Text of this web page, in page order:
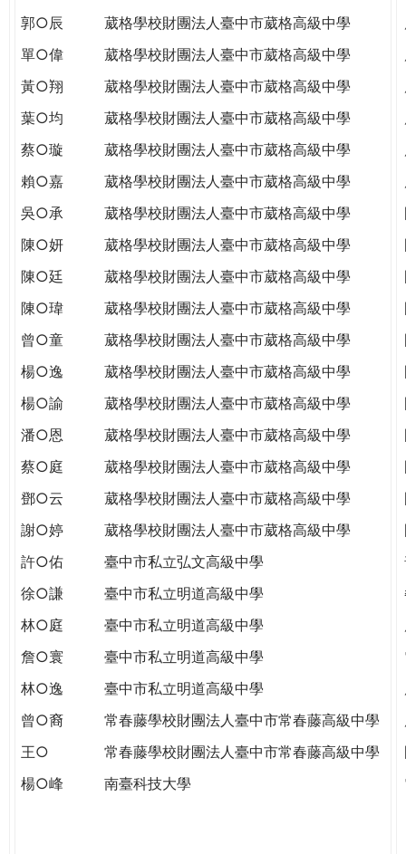
郭○辰 葳格學校財團法人臺中市葳格高級中學
單○偉
葳格學校財團法人臺中市葳格高級中學
黃○翔
葳格學校財團法人臺中市葳格高級中學
葉○均
葳格學校財團法人臺中市葳格高級中學
蔡○璇
葳格學校財團法人臺中市葳格高級中學
賴○嘉
葳格學校財團法人臺中市葳格高級中學
吳○承
葳格學校財團法人臺中市葳格高級中學
陳○妍
葳格學校財團法人臺中市葳格高級中學
陳○廷
葳格學校財團法人臺中市葳格高級中學
陳○瑋
葳格學校財團法人臺中市葳格高級中學
曾○童
葳格學校財團法人臺中市葳格高級中學
楊○逸
葳格學校財團法人臺中市葳格高級中學
楊○諭
葳格學校財團法人臺中市葳格高級中學
潘○恩
葳格學校財團法人臺中市葳格高級中學
蔡○庭
葳格學校財團法人臺中市葳格高級中學
鄧○云
葳格學校財團法人臺中市葳格高級中學
謝○婷
葳格學校財團法人臺中市葳格高級中學
許○佑
臺中市私立弘文高級中學
徐○謙
臺中市私立明道高級中學
林○庭
臺中市私立明道高級中學
詹○寰
臺中市私立明道高級中學
林○逸
臺中市私立明道高級中學
曾○裔
常春藤學校財團法人臺中市常春藤高級中學
王○
常春藤學校財團法人臺中市常春藤高級中學
楊○峰
南臺科技大學